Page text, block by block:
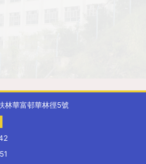
林華富邨華林徑5號